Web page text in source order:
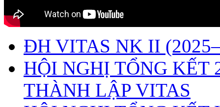
ĐH VITAS NK II
HỘI NGHỊ TỔNG
THÀNH LẬP VITAS